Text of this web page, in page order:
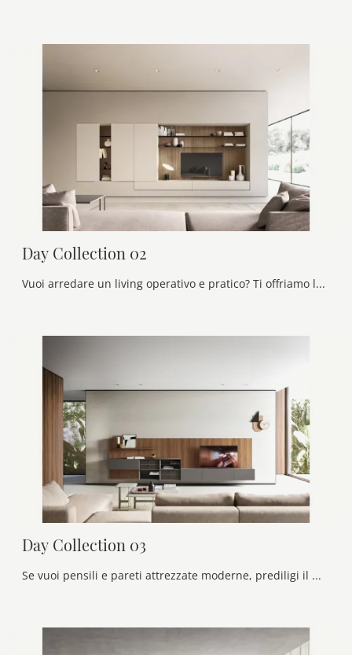
Day Collection 02
Vuoi arredare un living operativo e pratico? Ti offriamo la parete attrezzata Day Collection 02 Alf Da Frè dalle forme decise moderne.
Day Collection 03
Se vuoi pensili e pareti attrezzate moderne, prediligi il modello Day Collection 03 di Alf Da Frè: clicca e scopri di più!